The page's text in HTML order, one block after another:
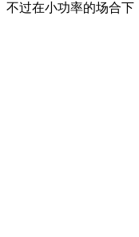
不过在小功率的场合下